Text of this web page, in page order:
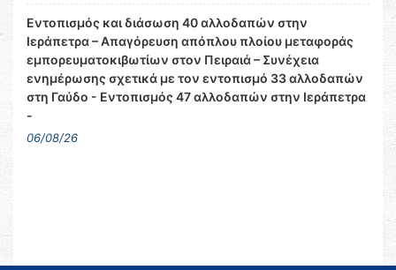
Εντοπισμός και διάσωση 40 αλλοδαπών στην
Ιεράπετρα – Απαγόρευση απόπλου πλοίου μεταφοράς
εμπορευματοκιβωτίων στον Πειραιά – Συνέχεια
ενημέρωσης σχετικά με τον εντοπισμό 33 αλλοδαπών
στη Γαύδο - Εντοπισμός 47 αλλοδαπών στην Ιεράπετρα
-
06/08/26